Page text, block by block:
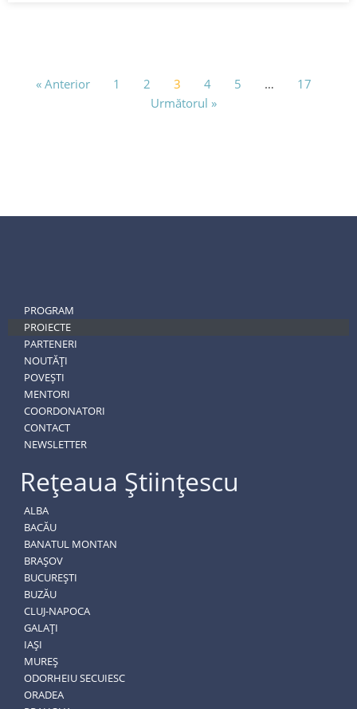
« Anterior 1 2 3 4 5 …
17
Următorul »
PROGRAM
PROIECTE
PARTENERI
NOUTĂȚI
POVEȘTI
MENTORI
COORDONATORI
CONTACT
NEWSLETTER
Rețeaua Științescu
ALBA
BACĂU
BANATUL MONTAN
BRAȘOV
BUCUREȘTI
BUZĂU
CLUJ-NAPOCA
GALAȚI
IAȘI
MUREȘ
ODORHEIU SECUIESC
ORADEA